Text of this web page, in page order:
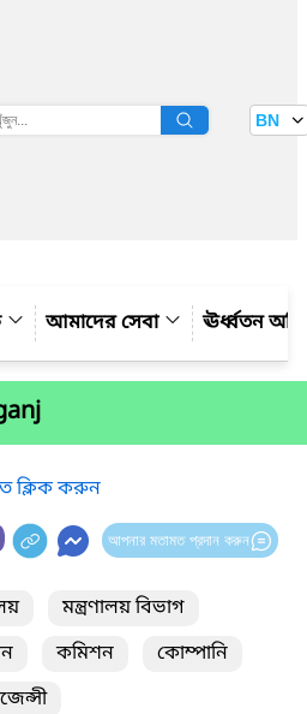
তথ্য বাতায়ন BN
আমাদের সেবা ঊর্ধ্বতন
ক্লিক করুন
আপনার মতামত প্রদান করুন
মন্ত্রণালয় বিভাগ
কমিশন
কোম্পানি